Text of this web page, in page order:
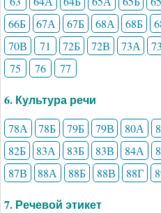
66Б
67А 67Б 68А 68Б
70В
71 72Б 72В 73А
75
76 77
6. Культура речи
78А 78Б 79Б 79В 80А
82Б
83А 83Б 83В 84А
87В
88А 88Б 88В 88Г
7. Речевой этикет